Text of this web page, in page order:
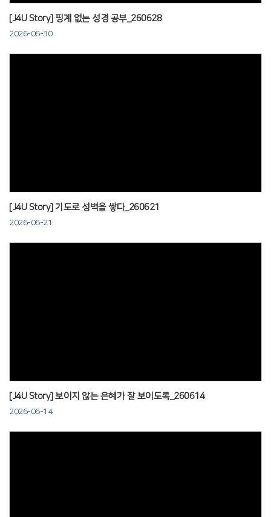
[J4U Story] 핑계 없는 성경 공부_260628
2026-06-30
[J4U Story] 기도로 성벽을 쌓다_260621
2026-06-21
[J4U Story] 보이지 않는 은혜가 잘 보이도록_260614
2026-06-14